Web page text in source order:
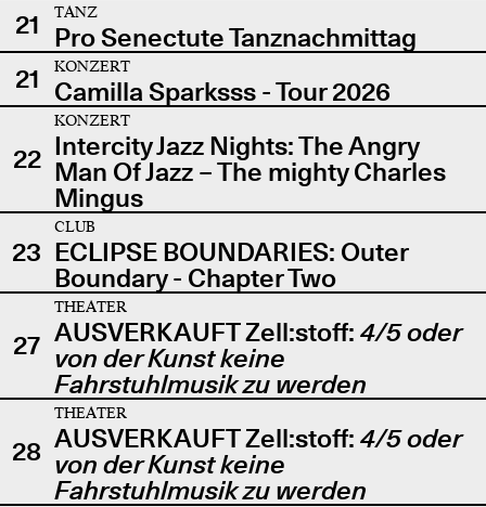
21
TANZ
Pro Senectute Tanznachmittag
21
KONZERT
Camilla Sparksss - Tour 2026
22
KONZERT
Intercity Jazz Nights: The Angry
Man Of Jazz – The mighty Charles
Mingus
23
CLUB
ECLIPSE BOUNDARIES: Outer
Boundary - Chapter Two
27
THEATER
AUSVERKAUFT Zell:stoff: 4/5 oder
von der Kunst keine
Fahrstuhlmusik zu werden
28
THEATER
AUSVERKAUFT Zell:stoff: 4/5 oder
von der Kunst keine
Fahrstuhlmusik zu werden